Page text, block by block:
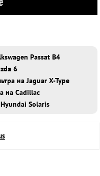
Passat B4
6
на Jaguar X-Type
на Cadillac
Solaris